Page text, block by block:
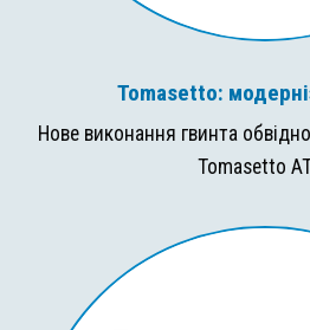
Tomasetto:
Нове виконання гвинта
Tomasetto